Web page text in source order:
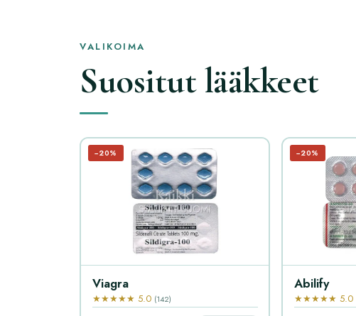
VALIKOIMA
Suositut lääkkeet
−20%
Viagra
★★★★★ 5.0 (142)
−20%
Abilify
★★★★★ 5.0